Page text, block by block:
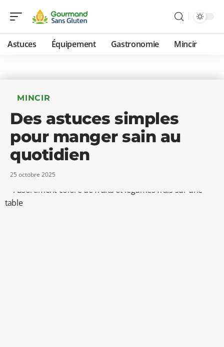
Astuces Équipement Gastronomie Mincir
MINCIR
Des astuces simples
pour manger sain au
quotidien
25 octobre 2025